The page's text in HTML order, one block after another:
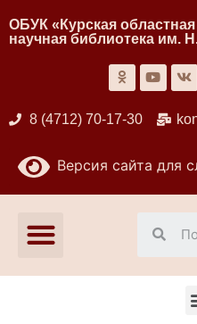
ОБУК «Курская
научная библиотека им.
8 (4712) 70-17-30
Версия сайта для